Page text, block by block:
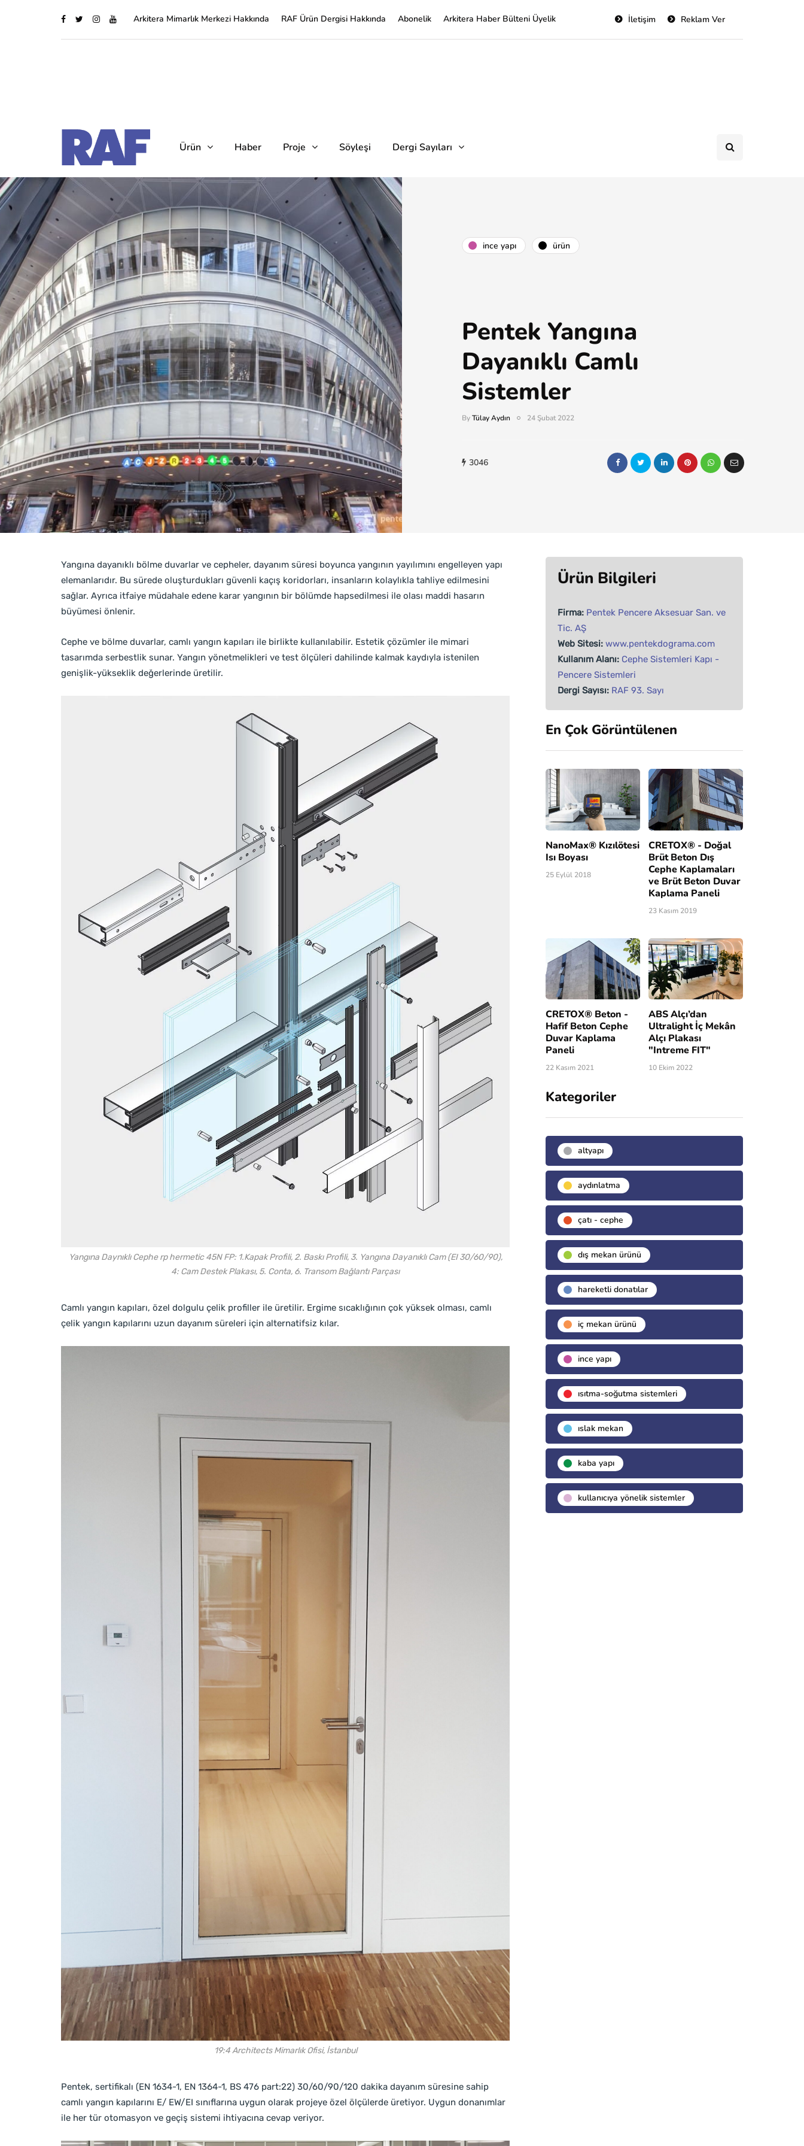
Arkitera Mimarlık Merkezi Hakkında RAF Ürün Dergisi Hakkında Abonelik Arkitera Haber Bülteni Üyelik Reklam Ver
İletişim
Ürün Haber Proje Söyleşi Dergi Sayıları
i̇nce yapı ürün
Pentek Yangına
Dayanıklı Camlı
Sistemler
ByTülay Aydın 24 Şubat 2022
3046
Yangına dayanıklı bölme duvarlar ve cepheler, dayanım süresi boyunca yangının yayılımını engelleyen yapı
elemanlarıdır. Bu sürede oluşturdukları güvenli kaçış koridorları, insanların kolaylıkla tahliye edilmesini
sağlar. Ayrıca itfaiye müdahale edene karar yangının bir bölümde hapsedilmesi ile olası maddi hasarın
büyümesi önlenir.
Cephe ve bölme duvarlar, camlı yangın kapıları ile birlikte kullanılabilir. Estetik çözümler ile mimari
tasarımda serbestlik sunar. Yangın yönetmelikleri ve test ölçüleri dahilinde kalmak kaydıyla istenilen
genişlik-yükseklik değerlerinde üretilir.
Yangına Daynıklı Cephe rp hermetic 45N FP: 1.Kapak Profili, 2. Baskı Profili, 3. Yangına Dayanıklı Cam (EI 30/60/90),
4: Cam Destek Plakası, 5. Conta, 6. Transom Bağlantı Parçası
Camlı yangın kapıları, özel dolgulu çelik profiller ile üretilir. Ergime sıcaklığının çok yüksek olması, camlı
çelik yangın kapılarını uzun dayanım süreleri için alternatifsiz kılar.
19:4 Architects Mimarlık Ofisi, İstanbul
Pentek, sertifikalı (EN 1634-1, EN 1364-1, BS 476 part:22) 30/60/90/120 dakika dayanım süresine sahip
camlı yangın kapılarını E/ EW/EI sınıflarına uygun olarak projeye özel ölçülerde üretiyor. Uygun donanımlar
ile her tür otomasyon ve geçiş sistemi ihtiyacına cevap veriyor.
Ürün Bilgileri
Firma: Pentek Pencere Aksesuar San. ve
Tic. AŞ
Web Sitesi: www.pentekdograma.com
Kullanım Alanı: Cephe Sistemleri Kapı -
Pencere Sistemleri
Dergi Sayısı: RAF 93. Sayı
En Çok Görüntülenen
NanoMax® Kızılötesi
Isı Boyası
25 Eylül 2018
CRETOX® - Doğal
Brüt Beton Dış
Cephe Kaplamaları
ve Brüt Beton Duvar
Kaplama Paneli
23 Kasım 2019
CRETOX® Beton -
Hafif Beton Cephe
Duvar Kaplama
Paneli
22 Kasım 2021
ABS Alçı’dan
Ultralight İç Mekân
Alçı Plakası
"Intreme FIT"
10 Ekim 2022
Kategoriler
altyapı
aydınlatma
çatı - cephe
dış mekan ürünü
hareketli donatılar
i̇ç mekan ürünü
i̇nce yapı
isıtma-soğutma sistemleri
islak mekan
kaba yapı
kullanıcıya yönelik sistemler